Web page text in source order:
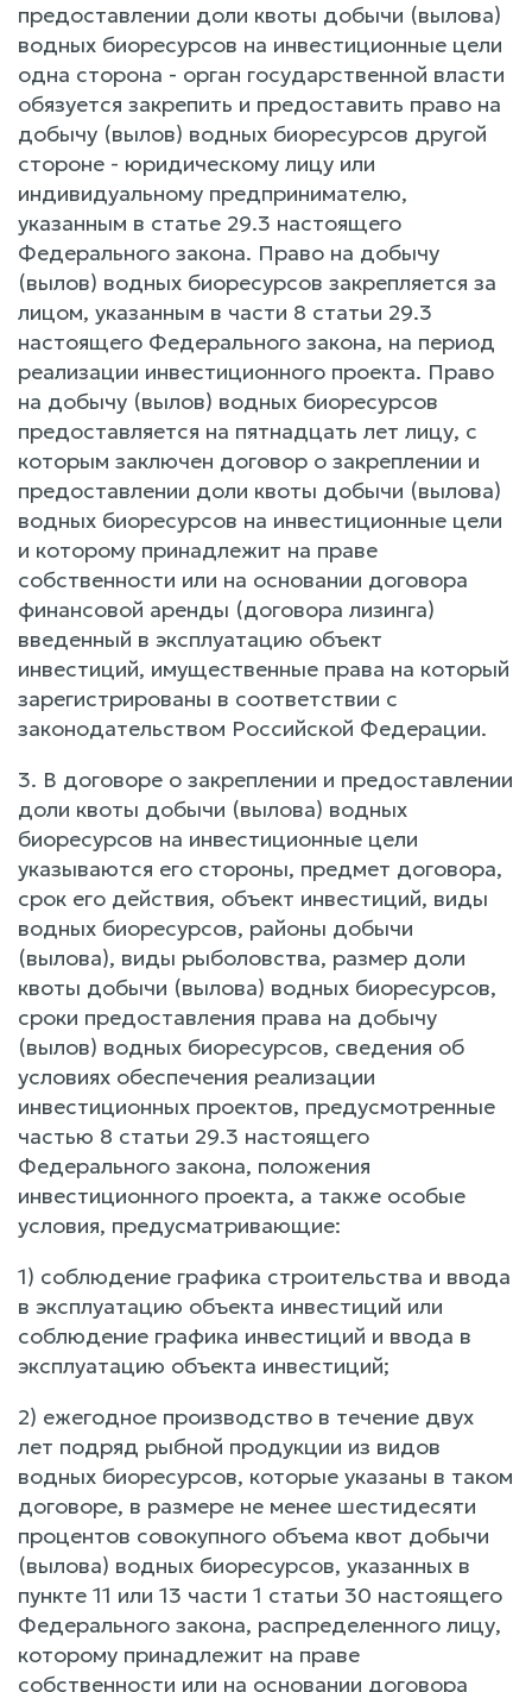
предоставлении доли квоты добычи (вылова)
водных биоресурсов на инвестиционные цели
одна сторона - орган государственной власти
обязуется закрепить и предоставить право на
добычу (вылов) водных биоресурсов другой
стороне - юридическому лицу или
индивидуальному предпринимателю,
указанным в статье 29.3 настоящего
Федерального закона. Право на добычу
(вылов) водных биоресурсов закрепляется за
лицом, указанным в части 8 статьи 29.3
настоящего Федерального закона, на период
реализации инвестиционного проекта. Право
на добычу (вылов) водных биоресурсов
предоставляется на пятнадцать лет лицу, с
которым заключен договор о закреплении и
предоставлении доли квоты добычи (вылова)
водных биоресурсов на инвестиционные цели
и которому принадлежит на праве
собственности или на основании договора
финансовой аренды (договора лизинга)
введенный в эксплуатацию объект
инвестиций, имущественные права на который
зарегистрированы в соответствии с
законодательством Российской Федерации.
3. В договоре о закреплении и предоставлении
доли квоты добычи (вылова) водных
биоресурсов на инвестиционные цели
указываются его стороны, предмет договора,
срок его действия, объект инвестиций, виды
водных биоресурсов, районы добычи
(вылова), виды рыболовства, размер доли
квоты добычи (вылова) водных биоресурсов,
сроки предоставления права на добычу
(вылов) водных биоресурсов, сведения об
условиях обеспечения реализации
инвестиционных проектов, предусмотренные
частью 8 статьи 29.3 настоящего
Федерального закона, положения
инвестиционного проекта, а также особые
условия, предусматривающие:
1) соблюдение графика строительства и ввода
в эксплуатацию объекта инвестиций или
соблюдение графика инвестиций и ввода в
эксплуатацию объекта инвестиций;
2) ежегодное производство в течение двух
лет подряд рыбной продукции из видов
водных биоресурсов, которые указаны в таком
договоре, в размере не менее шестидесяти
процентов совокупного объема квот добычи
(вылова) водных биоресурсов, указанных в
пункте 11 или 13 части 1 статьи 30 настоящего
Федерального закона, распределенного лицу,
которому принадлежит на праве
собственности или на основании договора